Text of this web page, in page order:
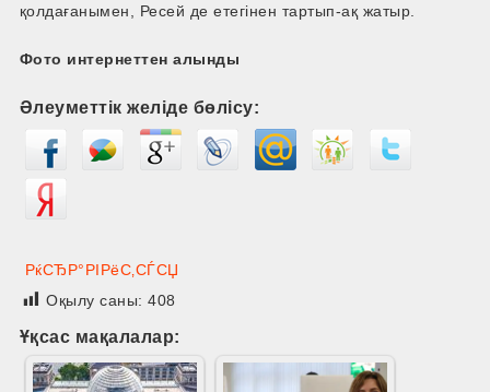
қолдағанымен, Ресей де етегінен тартып-ақ жатыр.
Фото интернеттен алынды
Әлеуметтік желіде бөлісу:
РќСЂР°РІРёС‚СЃСЏ
Оқылу саны:408
Ұқсас мақалалар: